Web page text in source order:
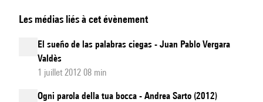
Les médias liés à cet évènement
El sueño de las palabras ciegas - Juan Pablo Vergara
Valdès
1 juillet 2012 08 min
Ogni parola della tua bocca - Andrea Sarto (2012)